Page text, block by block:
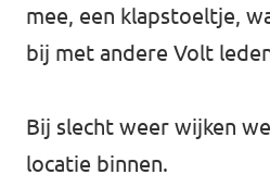
mee, een klapstoeltje,
bij met andere Volt
Bij slecht weer wijken
locatie binnen.